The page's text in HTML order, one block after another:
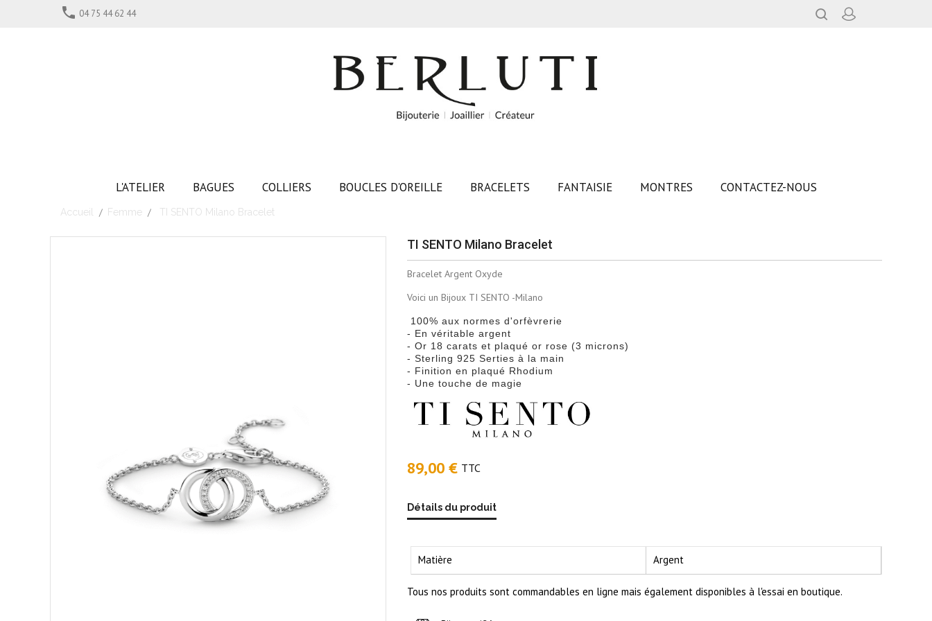
 04 75 44 62 44
L'ATELIER BAGUES COLLIERS BOUCLES D'OREILLE BRACELETS FANTAISIE MONTRES CONTACTEZ-NOUS
Accueil Femme TI SENTO Milano Bracelet
TI SENTO Milano Bracelet
Bracelet Argent Oxyde
Voici un Bijoux TI SENTO -Milano
100% aux normes d'orfèvrerie
- En véritable argent
- Or 18 carats et plaqué or rose (3 microns)
- Sterling 925 Serties à la main
- Finition en plaqué Rhodium
- Une touche de magie
89,00 € TTC
Détails du produit
Matière Argent
Tous nos produits sont commandables en ligne mais également disponibles à l'essai en boutique.